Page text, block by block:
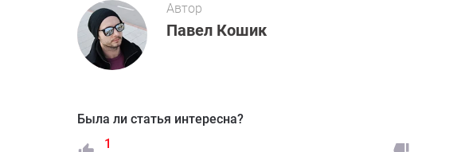
Автор
Павел Кошик
Была ли статья интересна?
1